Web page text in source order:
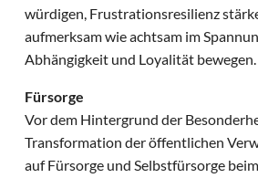
würdigen, Frustrationsresilienz
aufmerksam wie achtsam im
Abhängigkeit und Loyalität bewegen.
Fürsorge
Vor dem Hintergrund der
Transformation der öffentlichen
auf Fürsorge und Selbstfürsorge